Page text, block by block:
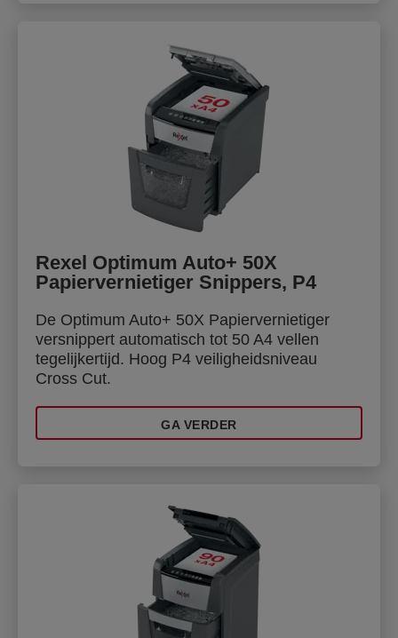
Rexel Optimum Auto+ 50X
Papiervernietiger Snippers, P4
De Optimum Auto+ 50X Papiervernietiger
versnippert automatisch tot 50 A4 vellen
tegelijkertijd. Hoog P4 veiligheidsniveau
Cross Cut.
GA VERDER